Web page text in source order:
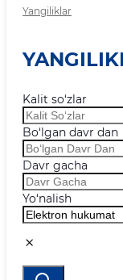
Yangiliklar
Kalit so‘zlar
Bo‘lgan davr dan
Davr gacha
Yo‘nalish